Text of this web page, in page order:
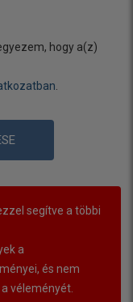
hogy a(z)
segítve a többi
a
és nem
véleményét.